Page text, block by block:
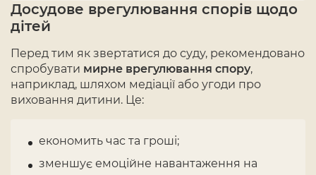
Досудове врегулювання спорів щодо
дітей
Перед тим як звертатися до суду, рекомендовано
спробувати мирне врегулювання спору,
наприклад, шляхом медіації або угоди про
виховання дитини. Це:
економить час та гроші;
зменшує емоційне навантаження на